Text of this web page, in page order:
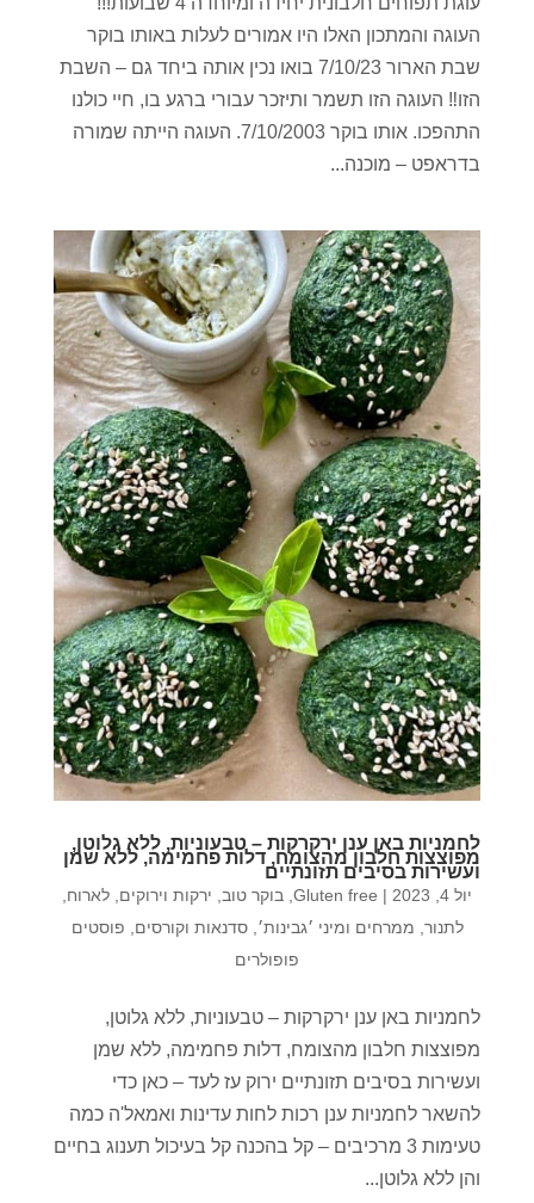
העוגה והמתכון האלו היו אמורים לעלות באותו בוקר
שבת הארור 7/10/23 בואו נכין אותה ביחד גם – השבת
הזו‼️ העוגה הזו תשמר ותיזכר עבורי ברגע בו, חיי כולנו
התהפכו. אותו בוקר 7/10/2003. העוגה הייתה שמורה
בדראפט – מוכנה...
לחמניות באן ענן ירקרקות – טבעוניות, ללא גלוטן,
מפוצצות חלבון מהצומח, דלות פחמימה, ללא שמן
ועשירות בסיבים תזונתיים
יול 4, 2023 |
Gluten free
, בוקר טוב, ירקות וירוקים, לארוח,
לתנור, ממרחים ומיני ׳גבינות׳,סדנאות וקורסים, פוסטים
פופולרים
לחמניות באן ענן ירקרקות – טבעוניות, ללא גלוטן,
מפוצצות חלבון מהצומח, דלות פחמימה, ללא שמן
ועשירות בסיבים תזונתיים ירוק עז לעד – כאן כדי
להשאר לחמניות ענן רכות לחות עדינות ואמאל'ה כמה
טעימות 3 מרכיבים – קל בהכנה קל בעיכול תענוג בחיים
והן ללא גלוטן...